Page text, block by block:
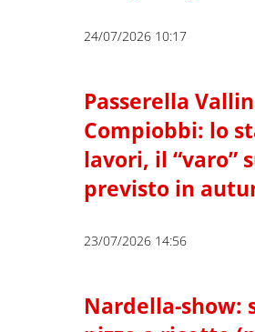
24/07/2026 10:17
Passerella
Compiobbi: lo
lavori, il “varo”
previsto in
23/07/2026 14:56
Nardella-show: